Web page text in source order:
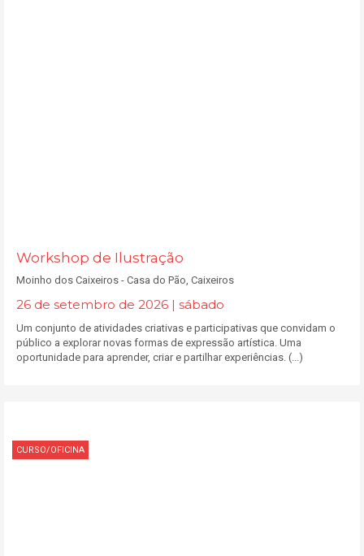
Workshop de Ilustração
Moinho dos Caixeiros - Casa do Pão, Caixeiros
26 de setembro de 2026 | sábado
Um conjunto de atividades criativas e participativas que convidam o
público a explorar novas formas de expressão artística. Uma
oportunidade para aprender, criar e partilhar experiências. (...)
CURSO/OFICINA